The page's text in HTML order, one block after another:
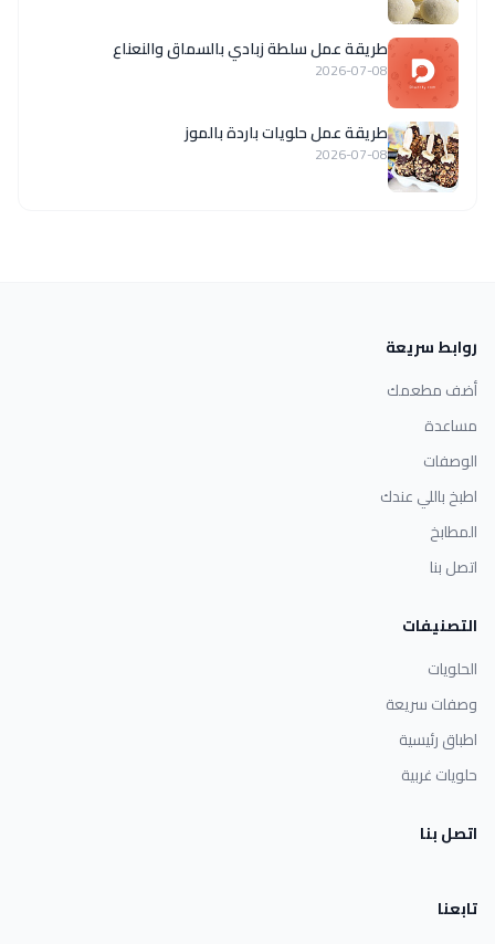
طريقة عمل سلطة زبادي بالسماق والنعناع
2026-07-08
طريقة عمل حلويات باردة بالموز
2026-07-08
روابط سريعة
أضف مطعمك
مساعدة
الوصفات
اطبخ باللي عندك
المطابخ
اتصل بنا
التصنيفات
الحلويات
وصفات سريعة
اطباق رئيسية
حلويات غربية
اتصل بنا
تابعنا